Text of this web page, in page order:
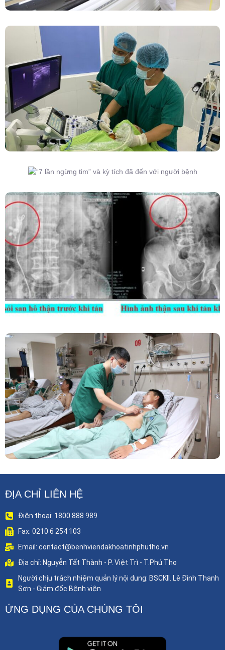
Đốt Sóng Cao Tần Dưới Siêu Âm, Điều Trị U
Lành Tuyến Giáp Không Cần Phẫu Thuật
Người Bệnh
Kết Hợp Tán Sỏi Qua Da Và Tán Sỏi Nội Soi
Ống Mềm – Kỹ Thuật Cao Loại Bỏ Triệt Để Sỏi
San Hô Thận
Phẫu Thuật Nội Soi Thay Van Tim – Bước Tiến
Vững Chắc Của Khoa Phẫu Thuật Tim Mạch
Lồng Ngực BVĐK Tỉnh Phú Thọ
ĐỊA CHỈ LIÊN HỆ
Điện thoại: 1800 888 989
Fax: 0210 6 254 103
Email: contact@benhviendakhoatinhphutho.vn
Địa chỉ: Nguyễn Tất Thành - P. Việt Trì - T.Phú Thọ
Người chịu trách nhiệm quản lý nội dung: BSCKII. Lê Đình Thanh
Sơn - Giám đốc Bệnh viện
ỨNG DỤNG CỦA CHÚNG TÔI